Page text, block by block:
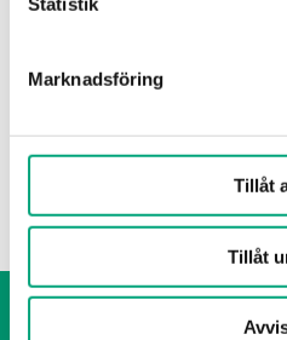
Marknadsföring
Tillåt
Tillåt
REGIN
Monteringsdistans för isolerade
Monteringsdistans för
Visselblåsning